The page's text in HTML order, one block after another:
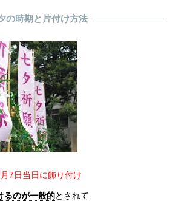
の時期と片付け方法
7日当日に飾り付け
るのが一般的とされて